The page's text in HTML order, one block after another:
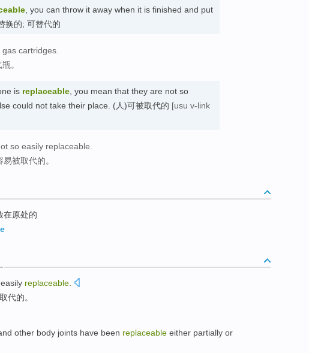
, you can throw it away when it is finished and put
换的; 可替代的
cartridges.
。
is replaceable, you mean that they are not so
could not take their place. (人)可被取代的 [usu v-link
so easily replaceable.
被取代的。
在原处的
easily replaceable
代的。
other body joints have been replaceable either partially or